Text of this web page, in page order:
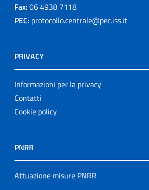
Fax: 06 4938 7118
PEC: protocollo.centrale@pec.iss.it
PRIVACY
Informazioni per la privacy
Contatti
Cookie policy
PNRR
Attuazione misure PNRR